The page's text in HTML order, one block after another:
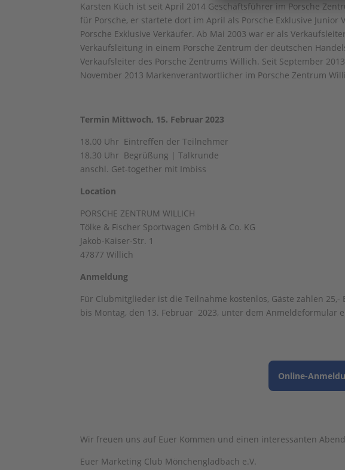
Karsten Küch ist seit April 2014 Geschäftsführer im Porsche
für Porsche, er startete dort im April als Porsche Exklusive
Porsche Exklusive Verkäufer. Ab Mai 2003 war er als
Verkaufsleitung in einem Porsche Zentrum der deutschen
Verkaufsleiter des Porsche Zentrums Willich. Seit September
November 2013 Markenverantwortlicher im Porsche Zentrum
Termin Mittwoch, 15. Februar 2023
18.00 Uhr Eintreffen der Teilnehmer
18.30 Uhr Begrüßung | Talkrunde
anschl. Get-together mit Imbiss
Location
PORSCHE ZENTRUM WILLICH
Tölke & Fischer Sportwagen GmbH & Co. KG
Jakob-Kaiser-Str. 1
47877 Willich
Anmeldung
Für Clubmitglieder ist die Teilnahme kostenlos, Gäste zahlen
bis Montag, den 13. Februar 2023, unter dem Anmeldeformular
Online-
Wir freuen uns auf Euer Kommen und einen interessanten
Euer Marketing Club Mönchengladbach e.V.